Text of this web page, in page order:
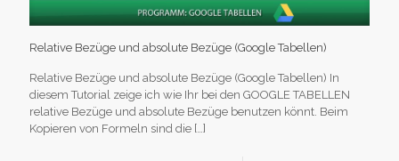
Relative Bezüge und absolute Bezüge (Google Tabellen)
Relative Bezüge und absolute Bezüge (Google Tabellen) In
diesem Tutorial zeige ich wie Ihr bei den GOOGLE TABELLEN
relative Bezüge und absolute Bezüge benutzen könnt. Beim
Kopieren von Formeln sind die […]